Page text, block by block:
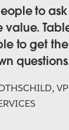
to
to get
questions.
,